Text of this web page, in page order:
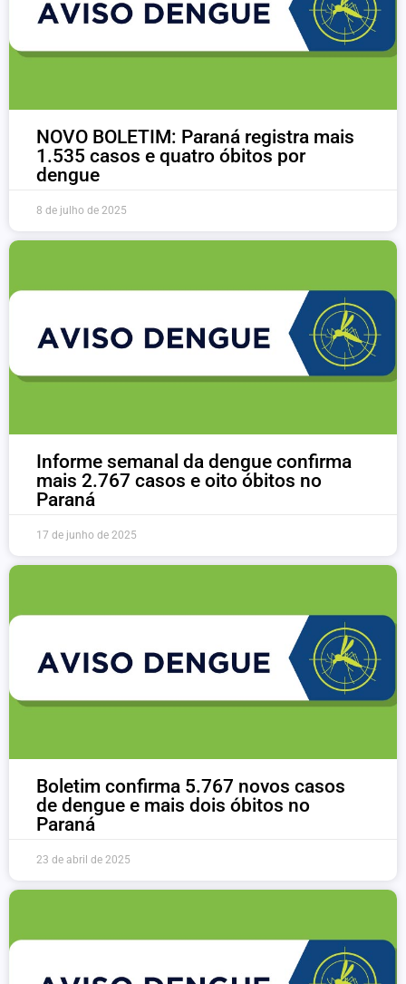
NOVO BOLETIM: Paraná registra mais
1.535 casos e quatro óbitos por
dengue
8 de julho de 2025
Informe semanal da dengue confirma
mais 2.767 casos e oito óbitos no
Paraná
17 de junho de 2025
Boletim confirma 5.767 novos casos
de dengue e mais dois óbitos no
Paraná
23 de abril de 2025